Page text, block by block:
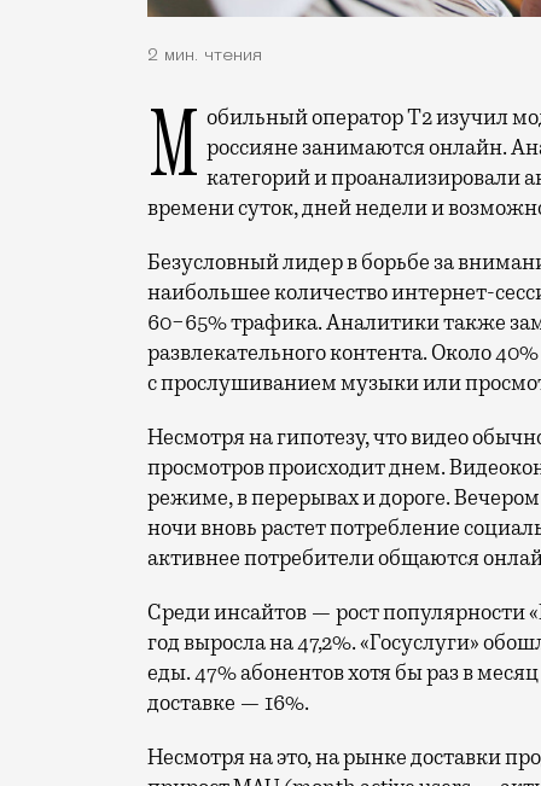
2 мин. чтения
Мобильный оператор Т2 изучил модели интернет-потребления и выяснил, чем россияне занимаются онлайн.
категорий и проанализировали
времени суток, дней недели и
Безусловный лидер в борьбе за
наибольшее количество интернет-
60−65% трафика. Аналитики также
развлекательного контента. Около
с прослушиванием музыки или
Несмотря на гипотезу, что видео
просмотров происходит днем.
режиме, в перерывах и дороге.
ночи вновь растет потребление
активнее потребители общаются
Среди инсайтов — рост популярности
год выросла на 47,2%. «Госуслуги»
еды. 47% абонентов хотя бы раз в
доставке — 16%.
Несмотря на это, на рынке доставки